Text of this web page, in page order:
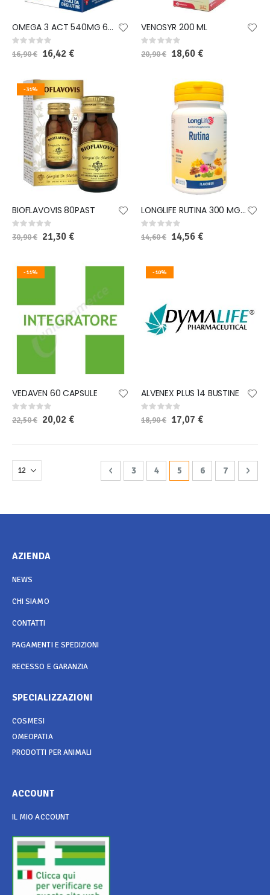
OMEGA 3 ACT 540MG 60 PERLE MINI
Rating:
0%
16,90 € Special
Price
16,42 €
VENOSYR 200 ML
Rating:
0%
20,90 € Special
Price
18,60 €
-31%
BIOFLAVOVIS 80PAST
Rating:
0%
30,90 € Special
Price
21,30 €
LONGLIFE RUTINA 300 MG 60 COMPRESSE RIVESTITE
Rating:
0%
14,60 € Special
Price
14,56 €
-11%
VEDAVEN 60 CAPSULE
Rating:
0%
22,50 € Special
Price
20,02 €
-10%
ALVENEX PLUS 14 BUSTINE
Rating:
0%
18,90 € Special
Price
17,07 €
Pagina
Pagina
Precedente
Pagina
3 Pagina
4 Attualmente stai
5 Pagina
6 Pagina
7
AZIENDA
NEWS
CHI SIAMO
CONTATTI
PAGAMENTI E SPEDIZIONI
RECESSO E GARANZIA
SPECIALIZZAZIONI
COSMESI
OMEOPATIA
PRODOTTI PER ANIMALI
ACCOUNT
IL MIO ACCOUNT